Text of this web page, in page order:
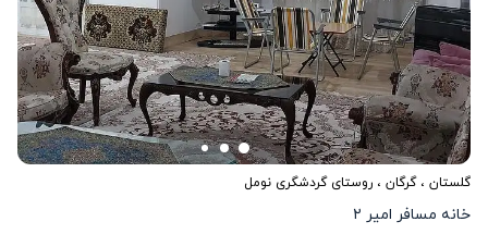
گلستان ،گرگان ، روستای گردشگری نومل
خانه مسافر امیر ۲